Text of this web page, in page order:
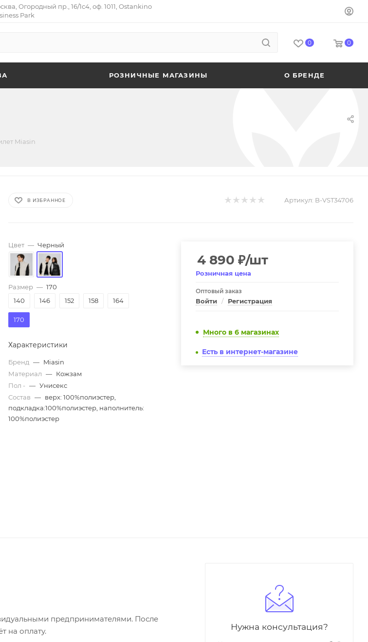
Огородный пр., 16/1с4, оф. 1011, Ostankino
Park
0 0
РОЗНИЧНЫЕ МАГАЗИНЫ О БРЕНДЕ
Miasin
В ИЗБРАННОЕ Артикул: B-VST34706
Цвет — Черный
Размер — 170
140
146 152 158 164
170
Характеристики
Бренд — Miasin
Материал — Кожзам
Пол - — Унисекс
Состав — верх: 100%полиэстер,
подкладка:100%полиэстер, наполнитель:
100%полиэстер
4 890 ₽/шт
Розничная цена
Оптовый заказ
Войти / Регистрация
Много в 6 магазинах
Есть в интернет-магазине
предпринимателями. После
на оплату.
Нужна консультация?